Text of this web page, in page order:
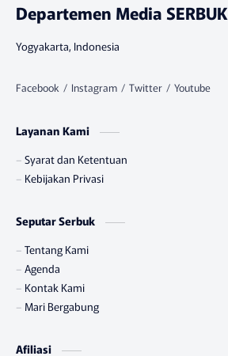
Departemen Media SERBUK
Yogyakarta, Indonesia
Layanan Kami
Syarat dan Ketentuan
Kebijakan Privasi
Seputar Serbuk
Tentang Kami
Agenda
Kontak Kami
Mari Bergabung
Afiliasi